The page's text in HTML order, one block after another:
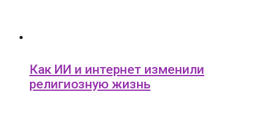
Как ИИ и интернет изменили
религиозную жизнь